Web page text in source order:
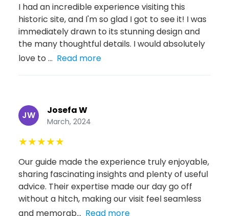
I had an incredible experience visiting this
historic site, and I'm so glad I got to see it! I was
immediately drawn to its stunning design and
the many thoughtful details. I would absolutely
love to ... Read more
JW Josefa W
March, 2024
★★★★★
Our guide made the experience truly enjoyable,
sharing fascinating insights and plenty of useful
advice. Their expertise made our day go off
without a hitch, making our visit feel seamless
and memorab... Read more